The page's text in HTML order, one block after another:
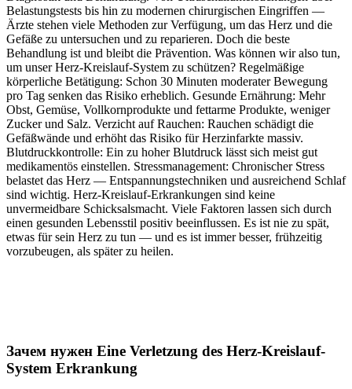
Belastungstests bis hin zu modernen chirurgischen Eingriffen —
Ärzte stehen viele Methoden zur Verfügung, um das Herz und die
Gefäße zu untersuchen und zu reparieren. Doch die beste
Behandlung ist und bleibt die Prävention. Was können wir also tun,
um unser Herz‑Kreislauf‑System zu schützen? Regelmäßige
körperliche Betätigung: Schon 30 Minuten moderater Bewegung
pro Tag senken das Risiko erheblich. Gesunde Ernährung: Mehr
Obst, Gemüse, Vollkornprodukte und fettarme Produkte, weniger
Zucker und Salz. Verzicht auf Rauchen: Rauchen schädigt die
Gefäßwände und erhöht das Risiko für Herzinfarkte massiv.
Blutdruckkontrolle: Ein zu hoher Blutdruck lässt sich meist gut
medikamentös einstellen. Stressmanagement: Chronischer Stress
belastet das Herz — Entspannungstechniken und ausreichend Schlaf
sind wichtig. Herz‑Kreislauf‑Erkrankungen sind keine
unvermeidbare Schicksalsmacht. Viele Faktoren lassen sich durch
einen gesunden Lebensstil positiv beeinflussen. Es ist nie zu spät,
etwas für sein Herz zu tun — und es ist immer besser, frühzeitig
vorzubeugen, als später zu heilen.
Зачем нужен Eine Verletzung des Herz-Kreislauf-
System Erkrankung